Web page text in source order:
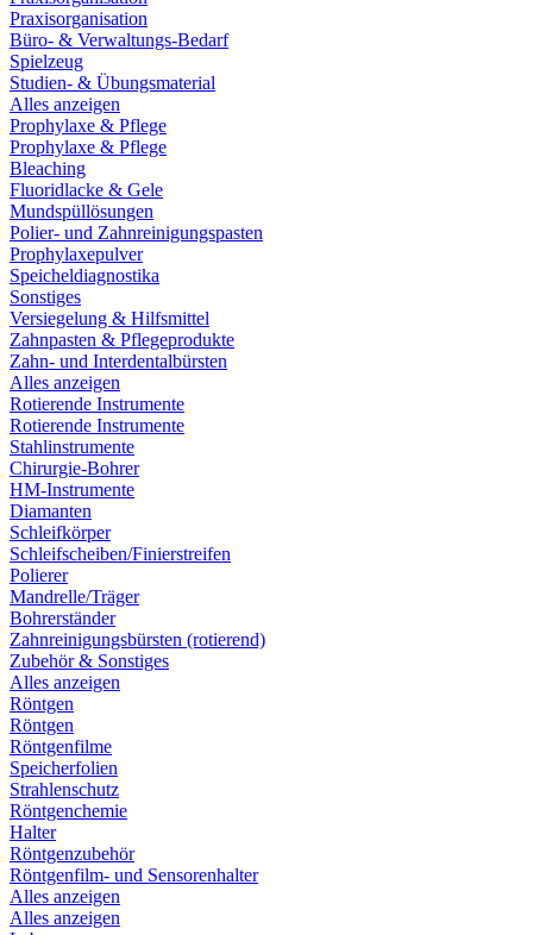
Praxisorganisation
Büro- & Verwaltungs-Bedarf
Spielzeug
Studien- & Übungsmaterial
Alles anzeigen
Prophylaxe & Pflege
Prophylaxe & Pflege
Bleaching
Fluoridlacke & Gele
Mundspüllösungen
Polier- und Zahnreinigungspasten
Prophylaxepulver
Speicheldiagnostika
Sonstiges
Versiegelung & Hilfsmittel
Zahnpasten & Pflegeprodukte
Zahn- und Interdentalbürsten
Alles anzeigen
Rotierende Instrumente
Rotierende Instrumente
Stahlinstrumente
Chirurgie-Bohrer
HM-Instrumente
Diamanten
Schleifkörper
Schleifscheiben/Finierstreifen
Polierer
Mandrelle/Träger
Bohrerständer
Zahnreinigungsbürsten (rotierend)
Zubehör & Sonstiges
Alles anzeigen
Röntgen
Röntgen
Röntgenfilme
Speicherfolien
Strahlenschutz
Röntgenchemie
Halter
Röntgenzubehör
Röntgenfilm- und Sensorenhalter
Alles anzeigen
Alles anzeigen